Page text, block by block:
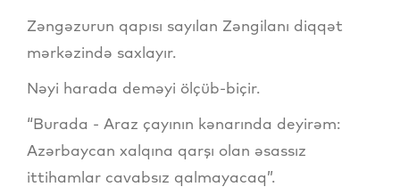
Zəngəzurun qapısı sayılan Zəngilanı diqqət
mərkəzində saxlayır.
Nəyi harada deməyi ölçüb-biçir.
“Burada - Araz çayının kənarında deyirəm:
Azərbaycan xalqına qarşı olan əsassız
ittihamlar cavabsız qalmayacaq”.